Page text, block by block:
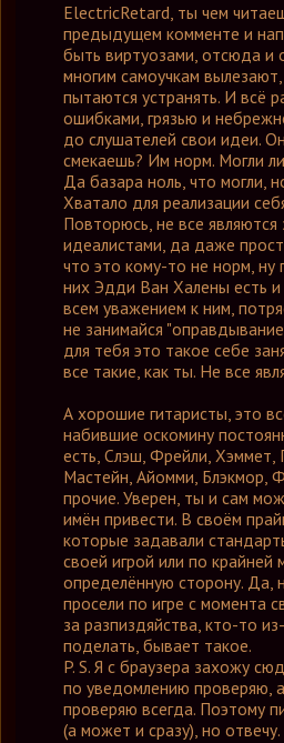
ElectricRetard, ты чем
предыдущем комменте и
быть виртуозами, отсюда и
многим самоучкам
пытаются устранять. И всë
ошибками, грязью и
до слушателей свои идеи.
смекаешь? Им норм. Могли
Да базара ноль, что могли,
Хватало для реализации
Повторюсь, не все
идеалистами, да даже
что это кому-то не норм, ну
них Эдди Ван Халены есть и
всем уважением к ним,
не занимайся
для тебя это такое себе
все такие, как ты. Не все
А хорошие гитаристы, это
набившие оскомину
есть, Слэш, Фрейли, Хэммет,
Мастейн, Айомми, Блэкмор,
прочие. Уверен, ты и сам
имëн привести. В своëм
которые задавали
своей игрой или по крайней
определëнную сторону. Да,
просели по игре с момента
за разпиздяйства, кто-то
поделать, бывает такое.
P. S. Я с браузера захожу
по уведомлению проверяю,
проверяю всегда. Поэтому
(а может и сразу), но отвечу.